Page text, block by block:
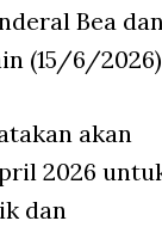
Bea
(15/6/
akan
2026
dan